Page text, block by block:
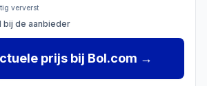
ververst
de aanbieder
prijs bij Bol.com →